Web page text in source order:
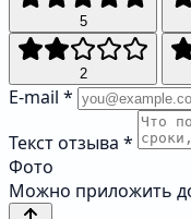
5
2
E-mail *
Текст отзыва *
Фото
Можно приложить